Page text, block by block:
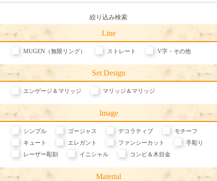
Line
MUGEN（無限リング） ストレート V字・その他
Set Design
エンゲージ＆マリッジ マリッジ＆マリッジ
Image
シンプル ゴージャス デコラティブ
モチーフ
キュート
エレガント ファンシーカット
手彫り
レーザー彫刻
イニシャル コンビ＆木目金
Material